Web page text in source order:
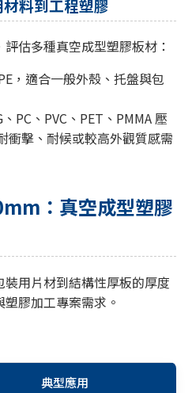
料到工程塑膠
估多種真空成型塑膠板材：
，適合一般外殼、托盤與包
、PC、PVC、PET、PMMA 壓
衝擊、耐候或較高外觀質感需
：真空成型塑膠
用片材到結構性厚板的厚度
膠加工專案需求。
典型應用